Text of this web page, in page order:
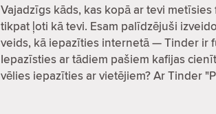
Vajadzīgs kāds, kas kopā ar tevi
tikpat ļoti kā tevi. Esam palīdzējuši
veids, kā iepazīties internetā — Tinder ir
Iepazīsties ar tādiem pašiem kafijas
vēlies iepazīties ar vietējiem? Ar Tinder